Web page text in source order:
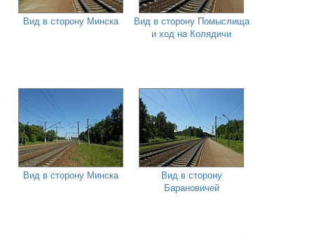
Вид в сторону Минска
Вид в сторону Помыслища
и ход на Колядичи
Вид в сторону Минска
Вид в сторону
Барановичей